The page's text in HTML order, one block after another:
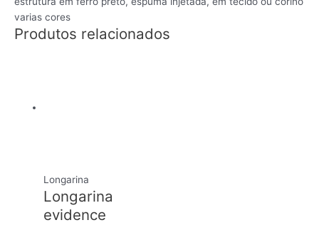
varias cores
Produtos relacionados
Longarina
Longarina
evidence